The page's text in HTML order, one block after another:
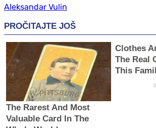
Aleksandar Vulin